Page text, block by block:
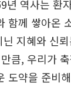
년 역사는 환
함께 쌓아온
지혜와 신
큼, 우리가
도약을 준비